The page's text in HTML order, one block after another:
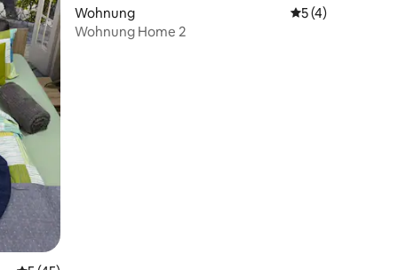
Wohnung
5 (4)
Wohnung Home 2